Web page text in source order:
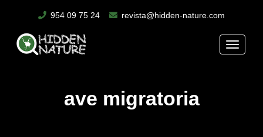
954 09 75 24 revista@hidden-nature.com
Toggle
ave migratoria